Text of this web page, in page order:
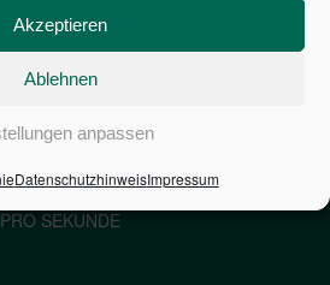
Akzeptieren
Ablehnen
anpassen
DatenschutzhinweisImpressum
PRO SEKUNDE
€
ZINSEN
PRO SEKUNDE